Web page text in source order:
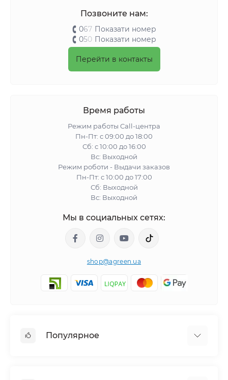
Позвоните нам:
067 Показати номер
050 Показати номер
Перейти в контакты
Время работы
Режим работы Call-центра
Пн-Пт: с 09:00 до 18:00
Сб: с 10:00 до 16:00
Вс: Выходной
Режим роботи - Выдачи заказов
Пн-Пт: с 10:00 до 17:00
Сб: Выходной
Вс: Выходной
Мы в социальных сетях:
shop@agreen.ua
Популярное